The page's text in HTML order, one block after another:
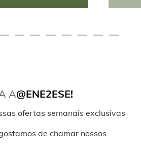
A@ENE2ESE!
ofertas semanais exclusivas
de chamar nossos